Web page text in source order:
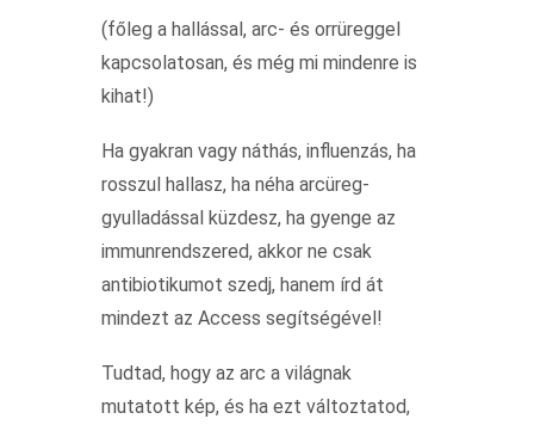
(főleg a hallással, arc- és orrüreggel
kapcsolatosan, és még mi mindenre is
kihat!)
Ha gyakran vagy náthás, influenzás, ha
rosszul hallasz, ha néha arcüreg-
gyulladással küzdesz, ha gyenge az
immunrendszered, akkor ne csak
antibiotikumot szedj, hanem írd át
mindezt az Access segítségével!
Tudtad, hogy az arc a világnak
mutatott kép, és ha ezt változtatod,